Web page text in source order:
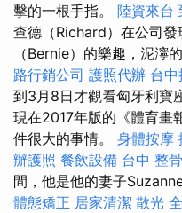
擊的一根手指。 陸資來台
查德（Richard）在公司
（Bernie）的樂趣，泥濘
路行銷公司 護照代辦 台
到3月8日才觀看匈牙利寶
現在2017年版的《體育畫
件很大的事情。 身體按摩
辦護照 餐飲設備 台中 整
間，他是他的妻子
體態矯正 居家清潔 散光